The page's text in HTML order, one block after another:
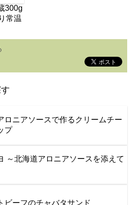
300g
常温
ロニアソースで作るクリームチー
プ
～北海道アロニアソースを添えて
ビーフのチャバタサンド